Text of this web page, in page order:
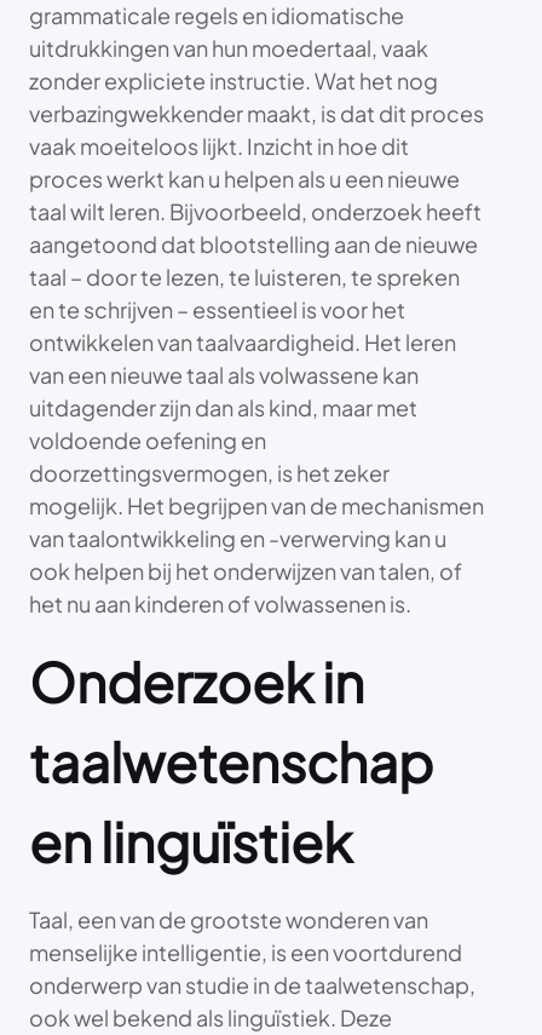
grammaticale regels en idiomatische
uitdrukkingen van hun moedertaal, vaak
zonder expliciete instructie. Wat het nog
verbazingwekkender maakt, is dat dit proces
vaak moeiteloos lijkt. Inzicht in hoe dit
proces werkt kan u helpen als u een nieuwe
taal wilt leren. Bijvoorbeeld, onderzoek heeft
aangetoond dat blootstelling aan de nieuwe
taal – door te lezen, te luisteren, te spreken
en te schrijven – essentieel is voor het
ontwikkelen van taalvaardigheid. Het leren
van een nieuwe taal als volwassene kan
uitdagender zijn dan als kind, maar met
voldoende oefening en
doorzettingsvermogen, is het zeker
mogelijk. Het begrijpen van de mechanismen
van taalontwikkeling en -verwerving kan u
ook helpen bij het onderwijzen van talen, of
het nu aan kinderen of volwassenen is.
Onderzoek in
taalwetenschap
en linguïstiek
Taal, een van de grootste wonderen van
menselijke intelligentie, is een voortdurend
onderwerp van studie in de taalwetenschap,
ook wel bekend als linguïstiek. Deze